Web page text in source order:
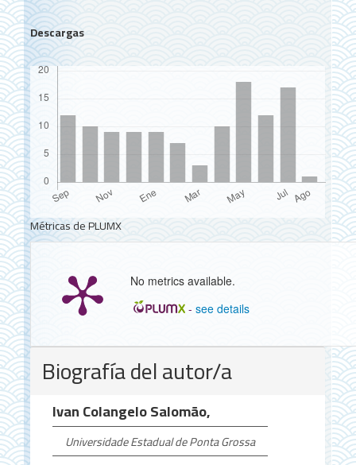
Descargas
Métricas de PLUMX
No metrics available.
-see details
Detalles
del
artículo
Biografía del autor/a
Ivan Colangelo Salomão,
Universidade Estadual de Ponta Grossa